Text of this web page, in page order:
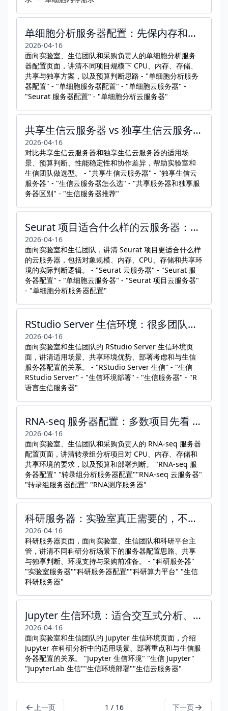
单细胞分析服务器配置：先保内存和活跃存储，再谈核数
2026-04-16
面向实验室、生信团队和采购负责人的单细胞分析服务
器配置页面，讲清不同项目规模下 CPU、内存、存储、
共享与独享方案，以及预算判断思路 - "单细胞分析服务
器配置" - "单细胞服务器配置" - "单细胞云服务器" -
"Seurat 服务器配置" - "单细胞分析云服务器"
共享生信云服务器 vs 独享生信云服务器：先看使用场景，再看价格
2026-04-16
对比共享生信云服务器和独享生信云服务器的适用场
景、预算判断、性能稳定性和协作差异，帮助实验室和
生信团队做选型。 - "共享生信云服务器" - "独享生信云
服务器" - "生信云服务器怎么选" - "共享服务器和独享服
务器区别" - "生信服务器推荐"
Seurat 项目适合什么样的云服务器：从对象规模到配置判断
2026-04-16
面向实验室和生信团队，讲清 Seurat 项目更适合什么样
的云服务器，包括对象规模、内存、CPU、存储和共享环
境的实际判断逻辑。 - "Seurat 云服务器" - "Seurat 服
务器配置" - "单细胞云服务器" - "Seurat 项目云服务器"
- "单细胞分析服务器配置"
RStudio Server 生信环境：很多团队真正需要的是稳定共享，而不只是能打开 R
2026-04-16
面向实验室和生信团队的 RStudio Server 生信环境页
面，讲清适用场景、共享环境优势、部署考虑和与生信
服务器配置的关系。 - "RStudio Server 生信" - "生信
RStudio Server" - "生信环境部署" - "生信服务器" - "R
语言生信服务器"
RNA-seq 服务器配置：多数项目先看 CPU、读写和并发
2026-04-16
面向实验室、生信团队和采购负责人的 RNA-seq 服务器
配置页面，讲清转录组分析项目对 CPU、内存、存储和
共享环境的要求，以及预算和部署判断。 "RNA-seq 服
务器配置" "转录组分析服务器配置""RNA-seq 云服务器"
"转录组服务器配置" "RNA测序服务器"
科研服务器：实验室真正需要的，不只是更高参数
2026-04-16
科研服务器页面，面向实验室、生信团队和科研平台主
管，讲清不同科研分析场景下的服务器配置思路、共享
与独享判断、环境支持与采购前准备。 - "科研服务器"
"实验室服务器""科研服务器配置""科研算力平台" "生信
科研服务器"
Jupyter 生信环境：适合交互式分析、协作和可复现记录
2026-04-16
面向实验室和生信团队的 Jupyter 生信环境页面，介绍
Jupyter 在科研分析中的适用场景、部署重点和与生信服
务器配置的关系。 "Jupyter 生信环境" "生信 Jupyter"
"JupyterLab 生信""生信环境部署""生信云服务器"
上一页 1 / 16 下一页